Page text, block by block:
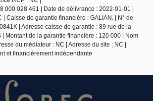
000 028 461 | Date de délivrance : 2022-01-01 |
| Caisse de garantie financière : GALIAN. | N° de
| Adresse caisse de garantie : 89 rue de la
| Montant de la garantie financière : 120 000 | Nom
du médiateur : NC | Adresse du site : NC |
et financièrement indépendante